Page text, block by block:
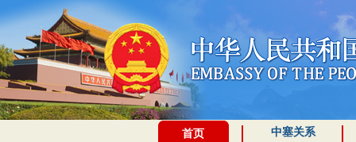
首页 中塞关系